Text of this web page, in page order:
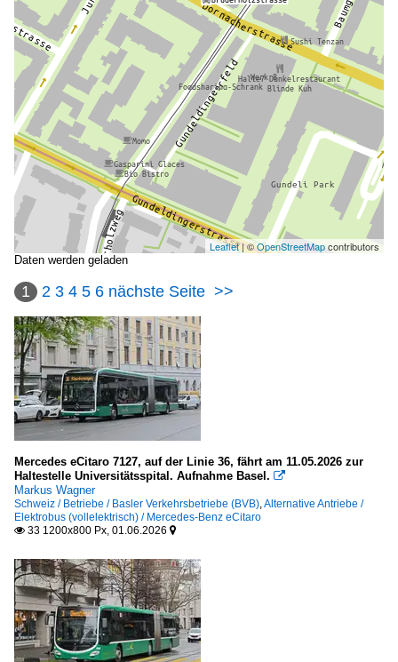
Leaflet| ©OpenStreetMapcontributors
Daten werden geladen
1 2 3 4 5 6 nächste Seite >>
Mercedes eCitaro 7127, auf der Linie 36, fährt am 11.05.2026 zur
Haltestelle Universitätsspital. Aufnahme Basel. 
Markus Wagner
Schweiz / Betriebe / Basler Verkehrsbetriebe (BVB),Alternative Antriebe /
Elektrobus (vollelektrisch) / Mercedes-Benz eCitaro
 33 1200x800 Px, 01.06.2026 